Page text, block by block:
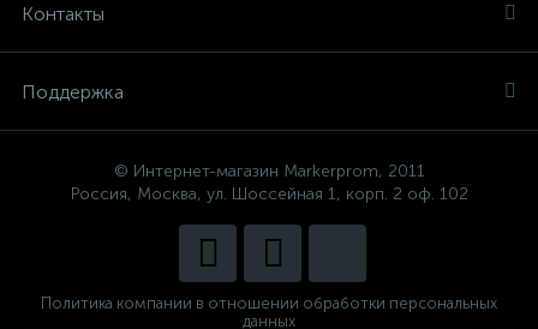
Контакты
Поддержка
© Интернет-магазин Markerprom, 2011
Россия, Москва, ул. Шоссейная 1, корп. 2 оф. 102
Политика компании в отношении обработки персональных
данных